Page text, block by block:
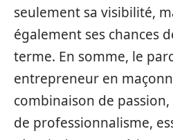
seulement sa visibilité,
également ses chances
terme. En somme, le
entrepreneur en
combinaison de
de professionnalisme,